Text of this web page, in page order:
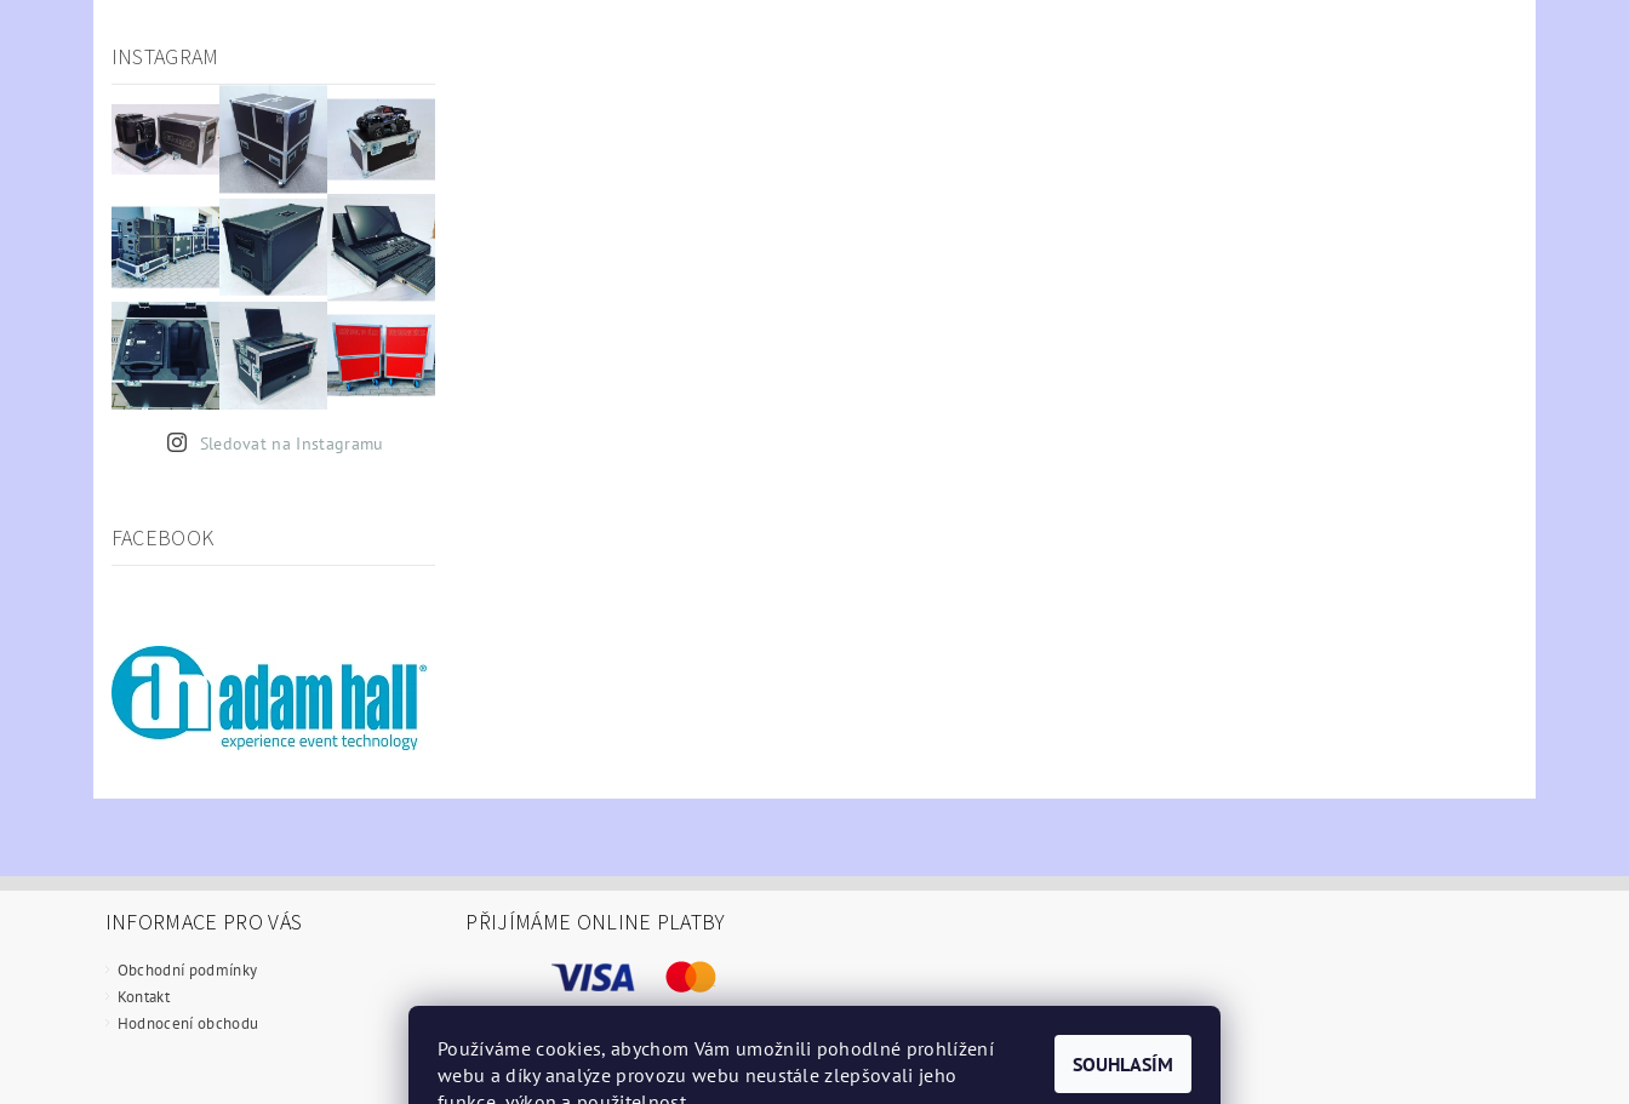
INSTAGRAM
Sledovat na Instagramu
FACEBOOK
INFORMACE PRO VÁS
Obchodní podmínky
Kontakt
Hodnocení obchodu
PŘIJÍMÁME ONLINE PLATBY
podminky
Používáme cookies, abychom Vám umožnili pohodlné prohlížení
webu a díky analýze provozu webu neustále zlepšovali jeho
SOUHLASÍM